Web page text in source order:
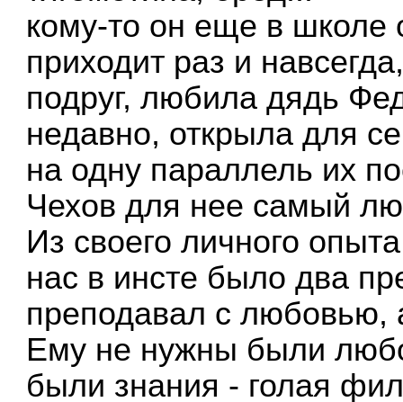
кому-то он еще в школе
приходит раз и
подруг, любила дядь
недавно, открыла для
на одну параллель их
Чехов для нее самый
Из своего личного
нас в инсте было два
преподавал с любовью,
Ему не нужны были
были знания - голая